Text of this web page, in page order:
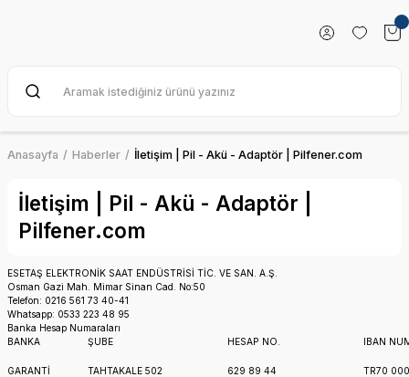
Anasayfa Haberler İletişim | Pil - Akü - Adaptör | Pilfener.com
İletişim | Pil - Akü - Adaptör |
Pilfener.com
ESETAŞ ELEKTRONİK SAAT ENDÜSTRİSİ TİC. VE SAN. A.Ş.
Osman Gazi Mah. Mimar Sinan Cad. No:50
Telefon: 0216 561 73 40-41
Whatsapp: 0533 223 48 95
Banka Hesap Numaraları
BANKA
ŞUBE HESAP NO. IBAN
GARANTİ TAHTAKALE 502 629 89 44
TR70